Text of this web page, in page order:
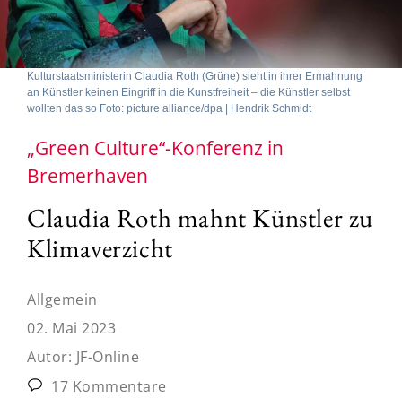
Kulturstaatsministerin Claudia Roth (Grüne) sieht in ihrer Ermahnung
an Künstler keinen Eingriff in die Kunstfreiheit – die Künstler selbst
wollten das so Foto: picture alliance/dpa | Hendrik Schmidt
„Green Culture“-Konferenz in
Bremerhaven
Claudia Roth mahnt Künstler zu
Klimaverzicht
Allgemein
02. Mai 2023
Autor: JF-Online
17 Kommentare